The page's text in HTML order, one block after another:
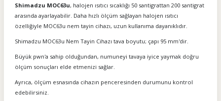
Shimadzu MOC63u, halojen ısıtıcı sıcaklığı 50 santigrattan 200 santigrat
arasında ayarlayabilir. Daha hızlı ölçüm sağlayan halojen ısıtıcı
özelliğiyle MOC63u nem tayin cihazı, uzun kullanıma dayanıklıdır.
Shimadzu MOC63u Nem Tayin Cihazı tava boyutu; çapı 95 mm'dir.
Büyük pwn'a sahip olduğundan, numuneyi tavaya iyice yaymak doğru
ölçüm sonuçları elde etmenizi sağlar.
Ayrıca, ölçüm esnasında cihazın penceresinden durumunu kontrol
edebilirsiniz.